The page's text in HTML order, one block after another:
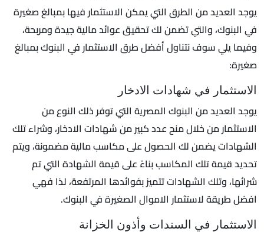
يوجد العديد من الطرق التي يمكن الاستثمار فيها بمبالغ صغيرة
في البنوك، والتي تضمن لك تحقيق عوائد مالية جيدة ومربحة،
وفيما يلي سوف نتناول أفضل طرق الاستثمار في البنوك بمبالغ
صغيرة:
الاستثمار في شهادات الادخار
يوجد العديد من البنوك المصرية التي توفر ذلك النوع من
الاستثمار من خلال منح عدد كبير من شهادات الادخار، وشراء تلك
الشهادات يضمن لك الحصول على مكاسب مالية مضمونة، ويتم
تحديد قيمة تلك المكاسب بناءً على قيمة الشهادة التي تم
شرائها، وتلك الشهادات تتميز بفوائدها المرتفعة، لذا فهي
افضل طريقة لاستثمار الاموال الصغيرة في البنوك.
الاستثمار في السندات وأذون الخزانة